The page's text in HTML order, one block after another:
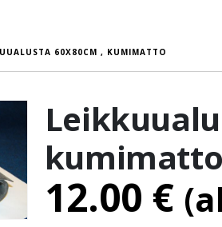
60X80CM , KUMIMATTO
12.00 €